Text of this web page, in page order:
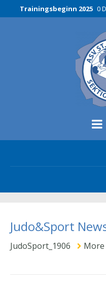
Trainingsbeginn 2025 0
Judo&Sport
JudoSport_1906 More